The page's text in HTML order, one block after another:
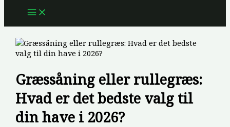
Græssåning eller rullegræs:
Hvad er det bedste valg til
din have i 2026?